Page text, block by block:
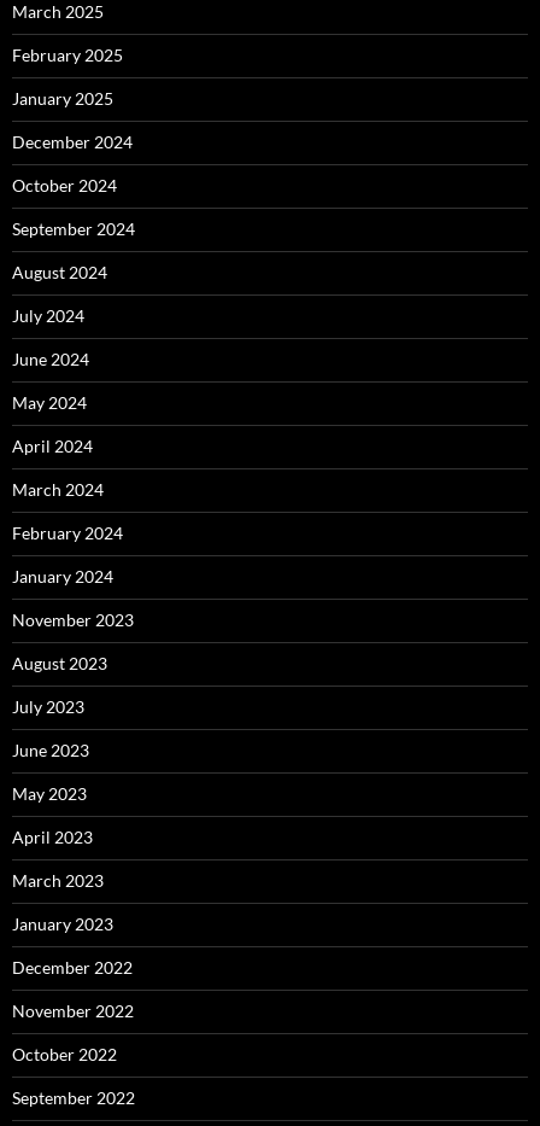
March 2025
February 2025
January 2025
December 2024
October 2024
September 2024
August 2024
July 2024
June 2024
May 2024
April 2024
March 2024
February 2024
January 2024
November 2023
August 2023
July 2023
June 2023
May 2023
April 2023
March 2023
January 2023
December 2022
November 2022
October 2022
September 2022